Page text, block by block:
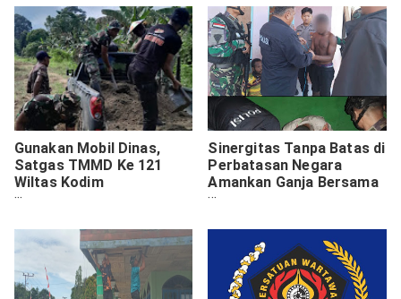
Gunakan Mobil Dinas,
Satgas TMMD Ke 121
Wiltas Kodim
0910/Malinau Langsir
Sinergitas Tanpa Batas di
Perbatasan Negara
Amankan Ganja Bersama
Pemiliknya